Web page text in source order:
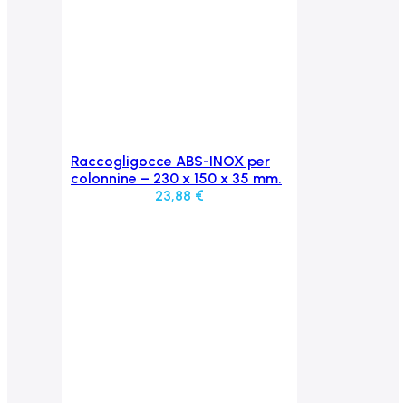
Aggiungi al carrello
Raccogligocce ABS-INOX per
colonnine – 230 x 150 x 35 mm.
23,88 €